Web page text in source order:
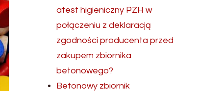
atest higieniczny PZH w
połączeniu z deklaracją
zgodności producenta przed
zakupem zbiornika
betonowego?
Betonowy zbiornik